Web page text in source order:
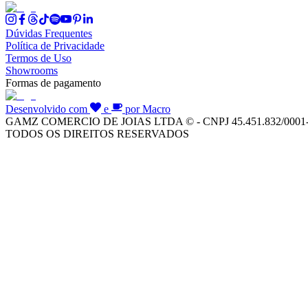
Dúvidas Frequentes
Política de Privacidade
Termos de Uso
Showrooms
Formas de pagamento
Desenvolvido com e
por Macro
GAMZ COMERCIO DE JOIAS LTDA © - CNPJ 45.451.832/
TODOS OS DIREITOS RESERVADOS